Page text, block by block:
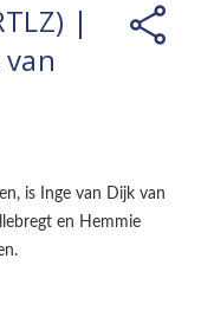
|
is Inge van Dijk van
en Hemmie